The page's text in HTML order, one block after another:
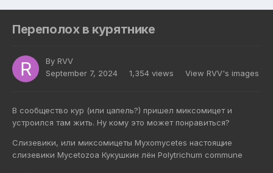
Переполох в курятнике
By RVV
September 7, 2024
1,354 views View RVV's images
В сообщество кур (или цапель?) пришел миксомицет и
устроился там жить. Ну кому это может понравиться?
Слизевики, или миксомицеты Myxomycetes настоящие
слизевики Mycetozoa Кукушкин лён Polytrichum commune